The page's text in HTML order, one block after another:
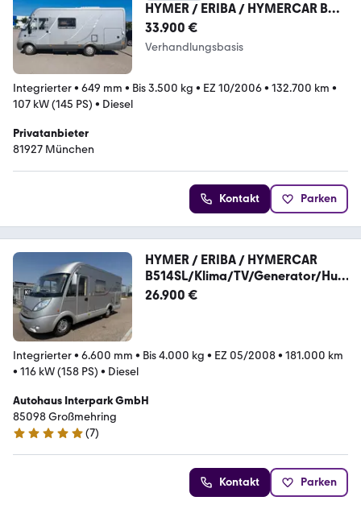
HYMER / ERIBA / HYMERCAR B
514
33.900 €
Verhandlungsbasis
Integrierter• 649 mm • Bis 3.500 kg • EZ 10/2006• 132.700 km •
107 kW (145 PS) • Diesel
Privatanbieter
81927 München
Kontakt Parken
HYMER / ERIBA / HYMERCAR
B514SL/Klima/TV/Generator/Hub
bett/
26.900 €
Integrierter• 6.600 mm • Bis 4.000 kg • EZ 05/2008• 181.000 km
• 116 kW (158 PS) • Diesel
Autohaus Interpark GmbH
85098 Großmehring
5 Sterne
(7)
Kontakt Parken